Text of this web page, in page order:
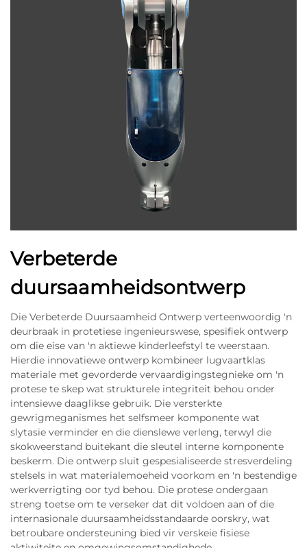
Verbeterde
duursaamheidsontwerp
Die Verbeterde Duursaamheid Ontwerp verteenwoordig 'n
deurbraak in protetiese ingenieurswese, spesifiek ontwerp
om die eise van 'n aktiewe kinderleefstyl te weerstaan.
Hierdie innovatiewe ontwerp kombineer lugvaartklas
materiale met gevorderde vervaardigingstegnieke om 'n
protese te skep wat strukturele integriteit behou onder
intensiewe daaglikse gebruik. Die versterkte
gewrigmeganismes het selfsmeer komponente wat
slytasie verminder en die dienslewe verleng, terwyl die
skokweerstand buitekant die sleutel interne komponente
beskerm. Die ontwerp sluit gespesialiseerde stresverdeling
stelsels in wat materialemoeheid voorkom en 'n bestendige
werkverrigting oor tyd behou. Die protese ondergaan
streng toetse om te verseker dat dit voldoen aan of die
internasionale duursaamheidsstandaarde oorskry, wat
betroubare ondersteuning bied vir verskeie fisiese